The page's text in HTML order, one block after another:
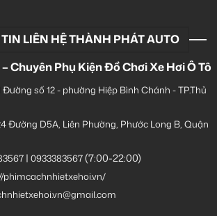
LIÊN HỆ THÀNH PHÁT AUTO
Chuyên Phụ Kiện Đồ Chơi Xe Hơi Ô Tô
Đường số 12 - phường Hiệp Bình Chánh - TP.Thủ
Đường D5A, Liên Phường, Phước Long B, Quận
| 0933383567(7:00-22:00)
phimcachnhietxehoi.vn/